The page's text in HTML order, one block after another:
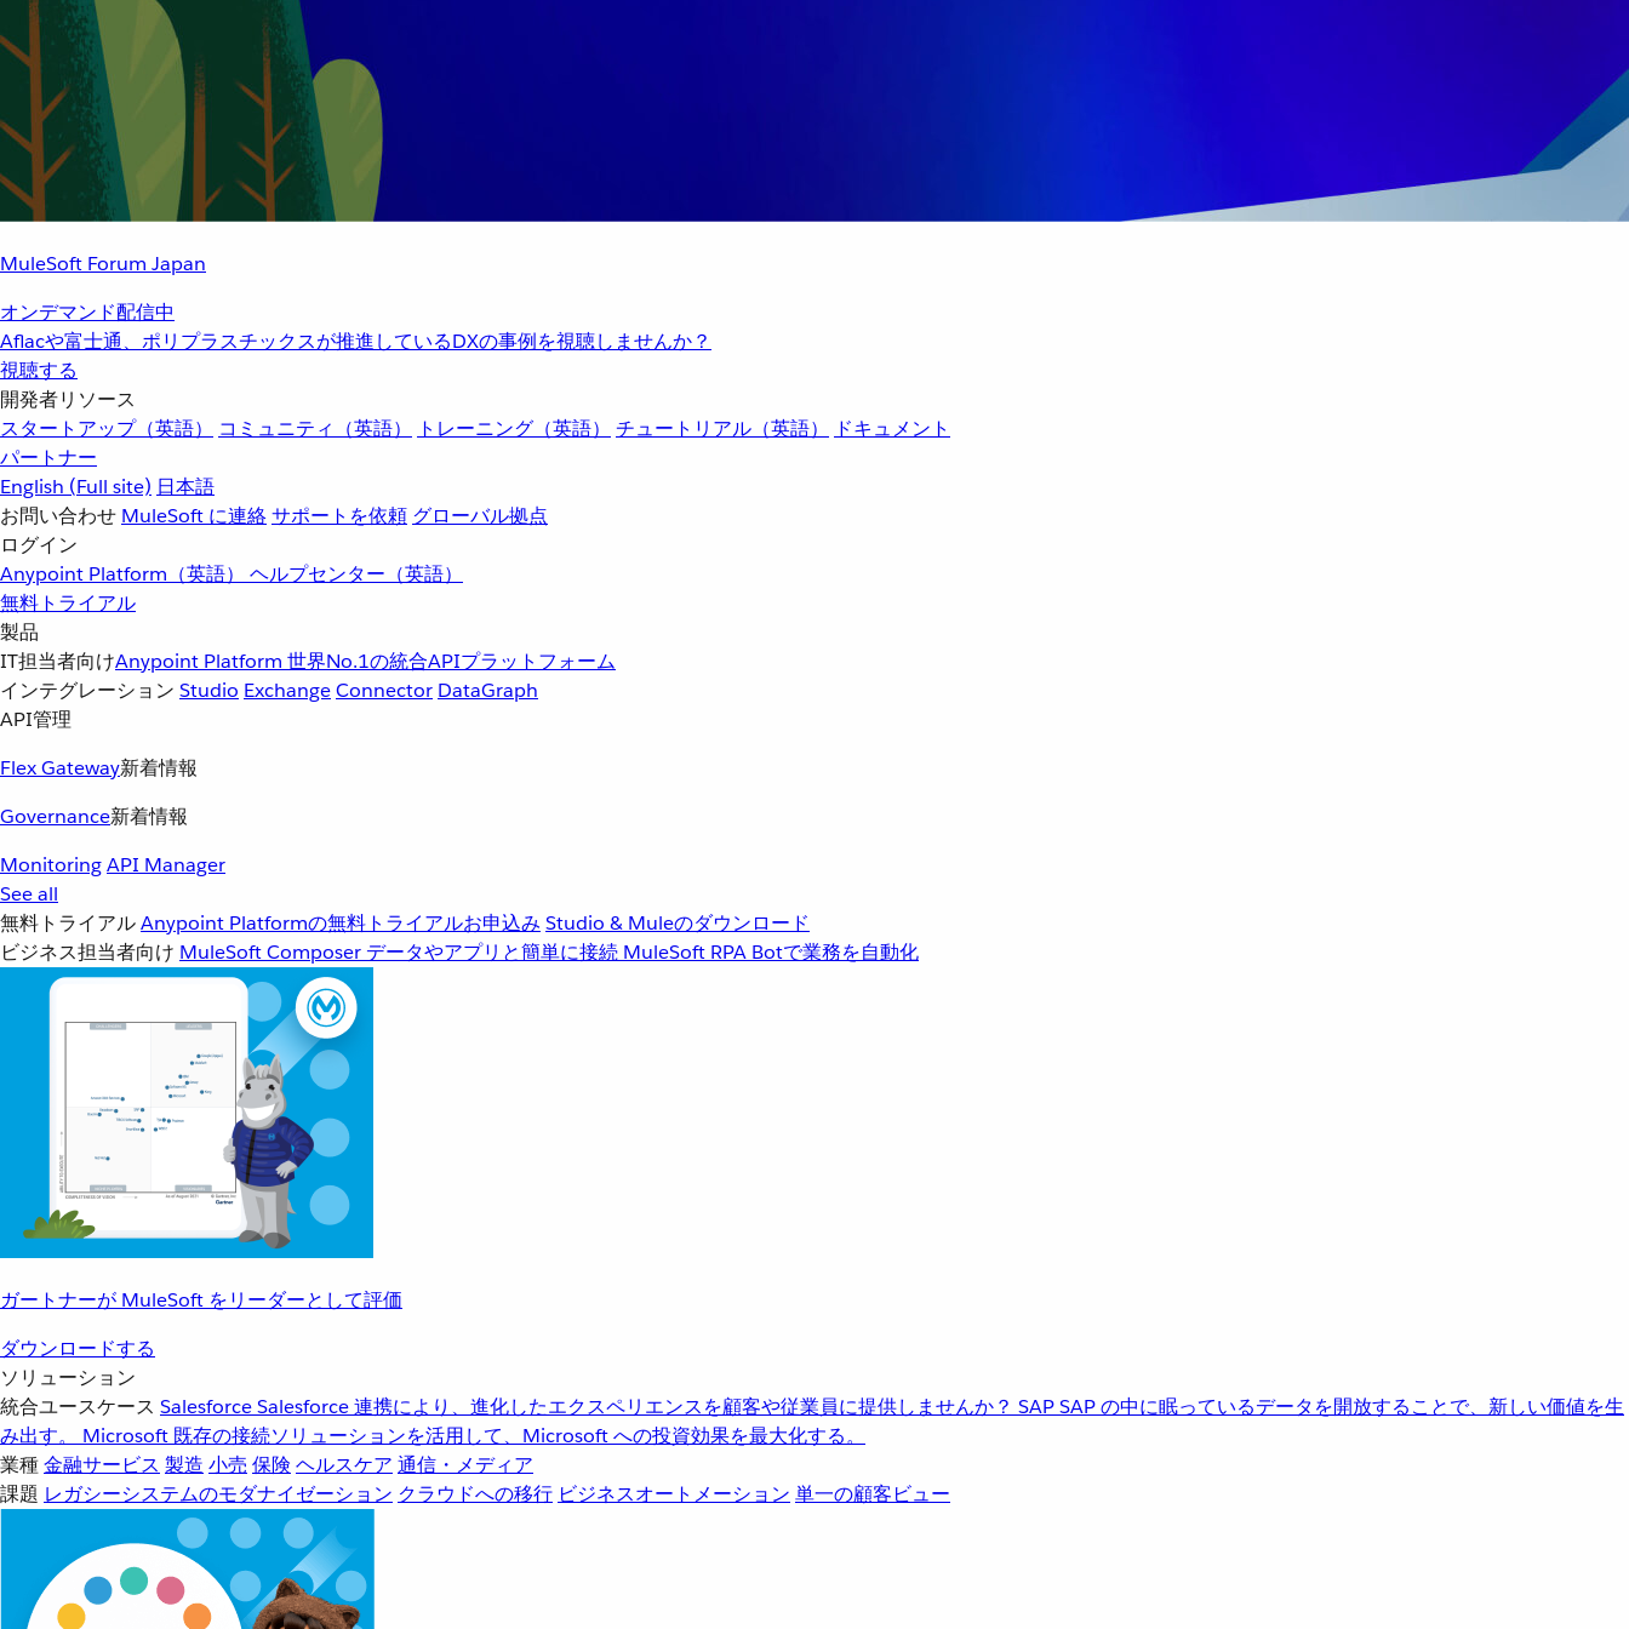
MuleSoft Forum Japan
オンデマンド配信中
Aflacや富士通、ポリプラスチックスが推進しているDXの事例を視聴しませんか？
視聴する
開発者リソース
スタートアップ（英語）
コミュニティ（英語） トレーニング（英語） チュートリアル（英語）
ドキュメント
パートナー
English (Full site) 日本語
お問い合わせ MuleSoft に連絡サポートを依頼 グローバル拠点
ログイン
Anypoint Platform（英語） ヘルプセンター（英語）
無料トライアル
製品
IT担当者向けAnypoint Platform 世界No.1の統合APIプラットフォーム
インテグレーション Studio ExchangeConnector DataGraph
API管理
Flex Gateway新着情報
Governance新着情報
MonitoringAPI Manager
See all
無料トライアルAnypoint Platformの無料トライアルお申込み Studio & Muleのダウンロード
ビジネス担当者向け MuleSoft Composer データやアプリと簡単に接続 MuleSoft RPA Botで業務を自動化
ガートナーが MuleSoft をリーダーとして評価
ダウンロードする
ソリューション
統合ユースケース SalesforceSalesforce 連携により、進化したエクスペリエンスを顧客や従業員に提供しませんか？ SAPSAP の中に眠っているデータを開放することで、新しい価値を生
み出す。
Microsoft 既存の接続ソリューションを活用して、Microsoft への投資効果を最大化する。
業種金融サービス 製造 小売 保険 ヘルスケア 通信・メディア
課題 レガシーシステムのモダナイゼーション クラウドへの移行 ビジネスオートメーション 単一の顧客ビュー